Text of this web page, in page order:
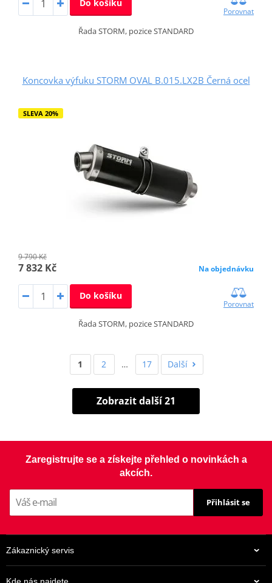
Do košíku
Porovnat
Řada STORM, pozice STANDARD
Koncovka výfuku STORM OVAL B.015.LX2B Černá ocel
SLEVA 20%
9 790 Kč
7 832 Kč Na objednávku
Do košíku
Porovnat
Řada STORM, pozice STANDARD
1 2 … 17 Další
Zobrazit další 21
Zaregistrujte se a získejte přehled o novinkách a
akcích.
Přihlásit se
Zákaznický servis
Kde nás najdete